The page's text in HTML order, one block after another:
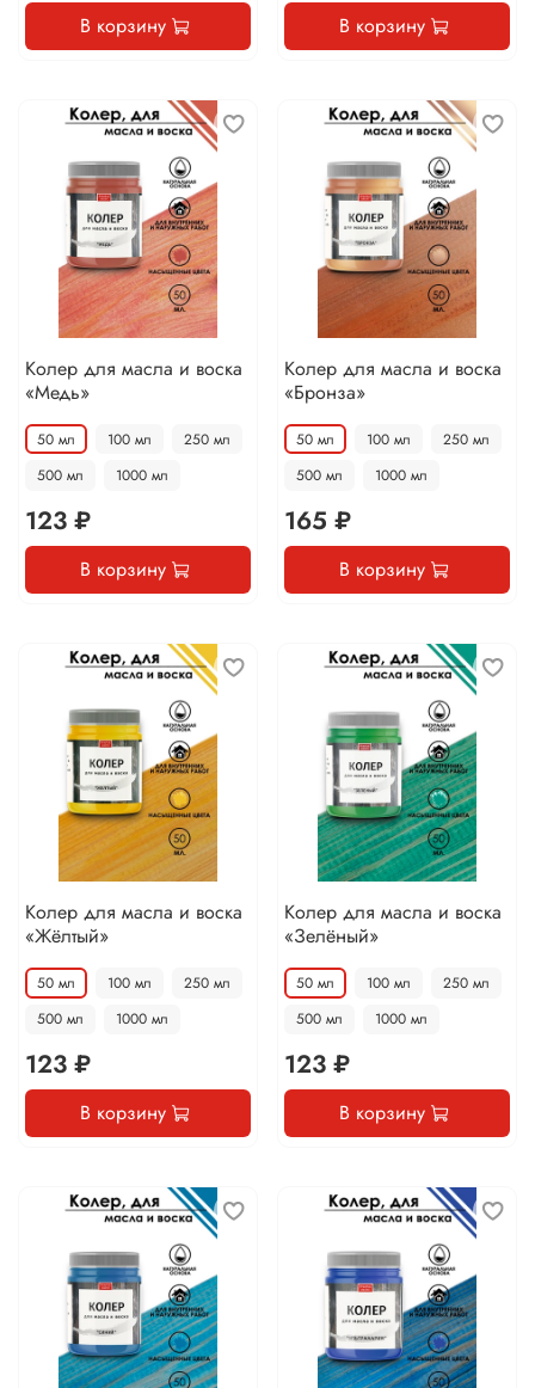
В корзину В корзину
Колер для масла и воска
«Медь»
50 мл 100 мл
250 мл
500 мл
1000 мл
123 ₽
В корзину
Колер для масла и воска
«Бронза»
50 мл 100 мл
250 мл
500 мл
1000 мл
165 ₽
В корзину
Колер для масла и воска
«Жёлтый»
50 мл 100 мл
250 мл
500 мл
1000 мл
123 ₽
В корзину
Колер для масла и воска
«Зелёный»
50 мл 100 мл
250 мл
500 мл
1000 мл
123 ₽
В корзину